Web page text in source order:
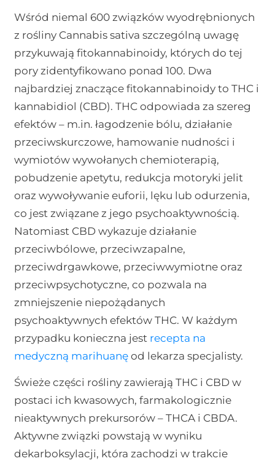
Wśród niemal 600 związków wyodrębnionych
z rośliny Cannabis sativa szczególną uwagę
przykuwają fitokannabinoidy, których do tej
pory zidentyfikowano ponad 100. Dwa
najbardziej znaczące fitokannabinoidy to THC i
kannabidiol (CBD). THC odpowiada za szereg
efektów – m.in. łagodzenie bólu, działanie
przeciwskurczowe, hamowanie nudności i
wymiotów wywołanych chemioterapią,
pobudzenie apetytu, redukcja motoryki jelit
oraz wywoływanie euforii, lęku lub odurzenia,
co jest związane z jego psychoaktywnością.
Natomiast CBD wykazuje działanie
przeciwbólowe, przeciwzapalne,
przeciwdrgawkowe, przeciwwymiotne oraz
przeciwpsychotyczne, co pozwala na
zmniejszenie niepożądanych
psychoaktywnych efektów THC. W każdym
przypadku konieczna jest recepta na
medyczną marihuanę od lekarza specjalisty.
Świeże części rośliny zawierają THC i CBD w
postaci ich kwasowych, farmakologicznie
nieaktywnych prekursorów – THCA i CBDA.
Aktywne związki powstają w wyniku
dekarboksylacji, która zachodzi w trakcie